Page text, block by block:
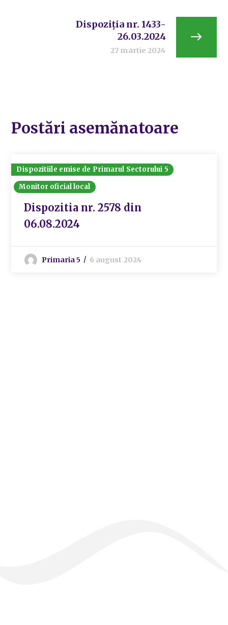
Dispoziția nr. 1433-
26.03.2024
27 martie 2024
Postări asemănatoare
Dispozitiile emise de Primarul Sectorului 5
Monitor oficial local
Dispozitia nr. 2578 din
06.08.2024
Primaria 5 6 august 2024